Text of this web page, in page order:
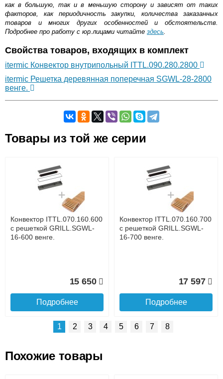
как в большую, так и в меньшую сторону и зависят от таких
факторов, как периодичность закупки, количества заказанных
товаров и многих других особенностей и обстоятельств.
Подробнее про работу с юр.лицами читайте здесь.
Свойства товаров, входящих в комплект
itermic Конвектор внутрипольный ITTL.090.280.2800
itermic Решетка деревянная поперечная SGWL-28-2800
венге.
Оставьте отзыв
Доставка сантехники по Москве и Московской области
Наличный расчёт
Банковской картой на сайте в режиме реального
времени
Банковской картой при получении товара как при
доставке, так и самовывозом
Интернет-деньгами (Yandex-деньги, Web-money,
Qiwi-кошельки и другие).
Безналичный расчёт (возможно и с НДС)
Товары из той же серии
Конвектор ITTL.070.160.600
с решеткой GRILL.SGWL-
16-600 венге.
15 650
Подробнее
Конвектор ITTL.070.160.700
с решеткой GRILL.SGWL-
16-700 венге.
17 597
Подробнее
1 2 3 4 5 6 7 8
Похожие товары